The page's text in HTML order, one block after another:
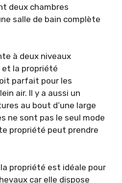
deux chambres
salle de bain complète
à deux niveaux
et la propriété
parfait pour les
air. Il y a aussi un
au bout d’une large
ne sont pas le seul mode
propriété peut prendre
propriété est idéale pour
car elle dispose